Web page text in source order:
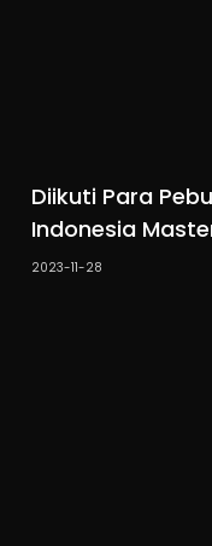
Diikuti Para
Indonesia
2023-11-28